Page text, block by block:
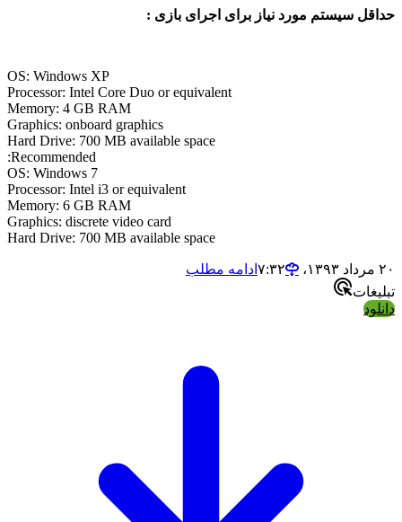
حداقل سیستم مورد نیاز برای اجرای بازی :
OS: Windows XP
Processor: Intel Core Duo or equivalent
Memory: 4 GB RAM
Graphics: onboard graphics
Hard Drive: 700 MB available space
Recommended:
OS: Windows 7
Processor: Intel i3 or equivalent
Memory: 6 GB RAM
Graphics: discrete video card
Hard Drive: 700 MB available space
۲۰ مرداد ۱۳۹۳،‏ ۷:۳۲
ادامه مطلب
تبلیغات
دانلود